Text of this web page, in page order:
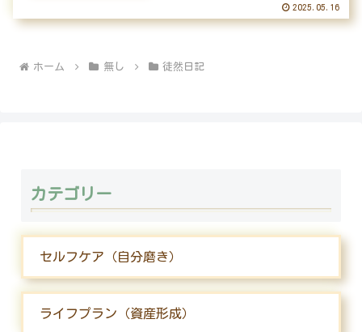
2025.05.16
ホーム 無し 徒然日記
カテゴリー
セルフケア（自分磨き）
ライフプラン（資産形成）